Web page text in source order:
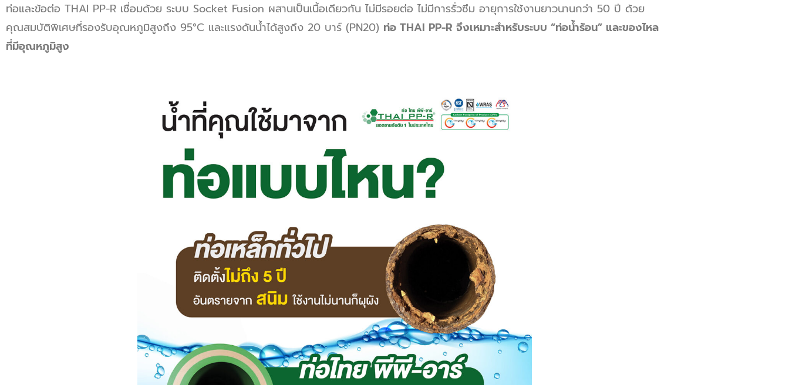
ท่อและข้อต่อ THAI PP-R เชื่อมด้วย ระบบ Socket Fusion ผสานเป็นเนื้อเดียวกัน ไม่มีรอยต่อ ไม่มีการรั่วซึม อายุการใช้งานยาวนานกว่า 50 ปี ด้วย
คุณสมบัติพิเศษที่รองรับอุณหภูมิสูงถึง 95°C และแรงดันน้ำได้สูงถึง 20 บาร์ (PN20) ท่อ THAI PP-R จึงเหมาะสำหรับระบบ “ท่อน้ำร้อน” และของไหล
ที่มีอุณหภูมิสูง